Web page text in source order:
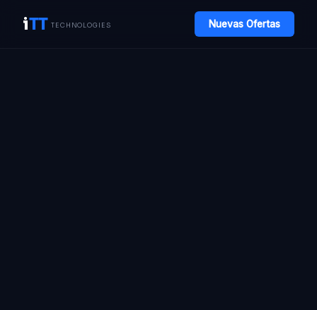
iTT TECHNOLOGIES Nuevas Ofertas